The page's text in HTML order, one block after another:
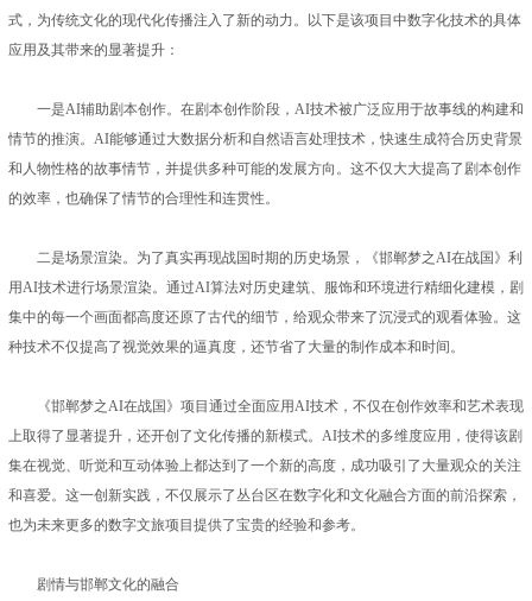
式，为传统文化的现代化传播注入了新的动力。以下是该项目中数字化技术的具体
应用及其带来的显著提升：
一是AI辅助剧本创作。在剧本创作阶段，AI技术被广泛应用于故事线的构建和
情节的推演。AI能够通过大数据分析和自然语言处理技术，快速生成符合历史背景
和人物性格的故事情节，并提供多种可能的发展方向。这不仅大大提高了剧本创作
的效率，也确保了情节的合理性和连贯性。
二是场景渲染。为了真实再现战国时期的历史场景，《邯郸梦之AI在战国》利
用AI技术进行场景渲染。通过AI算法对历史建筑、服饰和环境进行精细化建模，剧
集中的每一个画面都高度还原了古代的细节，给观众带来了沉浸式的观看体验。这
种技术不仅提高了视觉效果的逼真度，还节省了大量的制作成本和时间。
《邯郸梦之AI在战国》项目通过全面应用AI技术，不仅在创作效率和艺术表现
上取得了显著提升，还开创了文化传播的新模式。AI技术的多维度应用，使得该剧
集在视觉、听觉和互动体验上都达到了一个新的高度，成功吸引了大量观众的关注
和喜爱。这一创新实践，不仅展示了丛台区在数字化和文化融合方面的前沿探索，
也为未来更多的数字文旅项目提供了宝贵的经验和参考。
剧情与邯郸文化的融合